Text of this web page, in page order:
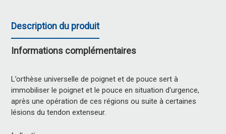
Description du produit
Informations complémentaires
L’orthèse universelle de poignet et de pouce sert à
immobiliser le poignet et le pouce en situation d'urgence,
après une opération de ces régions ou suite à certaines
lésions du tendon extenseur.